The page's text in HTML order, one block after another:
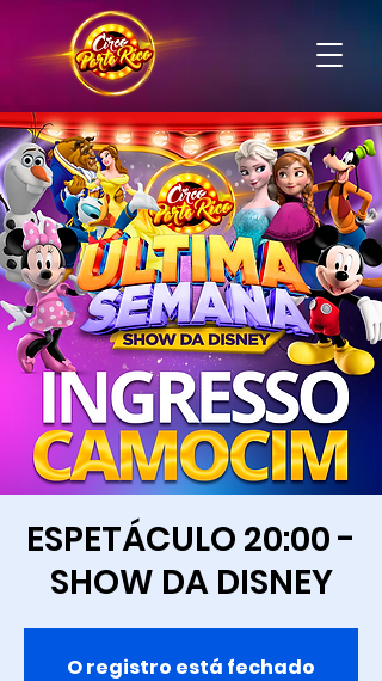
ESPETÁCULO 20:00 -
SHOW DA DISNEY
O registro está fechado